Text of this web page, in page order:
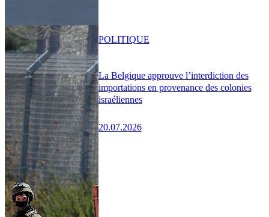
La Belgique approuve l’interdiction des
importations en provenance des colonies
israéliennes
20.07.2026
POLITIQUE